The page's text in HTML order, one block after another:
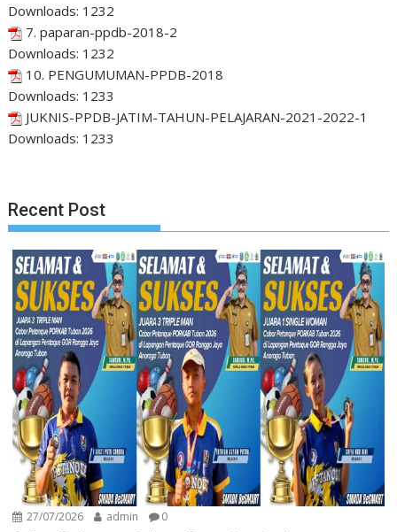
Downloads: 1232
7. paparan-ppdb-2018-2
Downloads: 1232
10. PENGUMUMAN-PPDB-2018
Downloads: 1233
JUKNIS-PPDB-JATIM-TAHUN-PELAJARAN-2021-2022-1
Downloads: 1233
Recent Post
27/07/2026 admin 0